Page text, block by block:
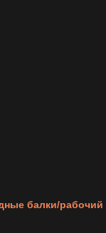
балки/рабочий